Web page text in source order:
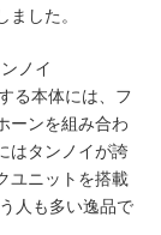
した。
ノイ
る本体には、フ
ーンを組み合わ
はタンノイが誇
ユニットを搭載
人も多い逸品で